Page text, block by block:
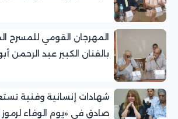
المهرجان القومي للمسرح
بالفنان الكبير عبد الرحمن
شهادات إنسانية وفنية
صادق في «يوم الوفاء